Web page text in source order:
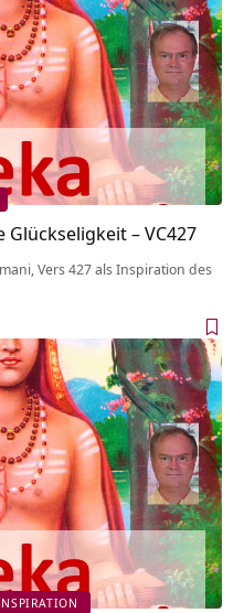
– VC427
Vers 427 als Inspiration des